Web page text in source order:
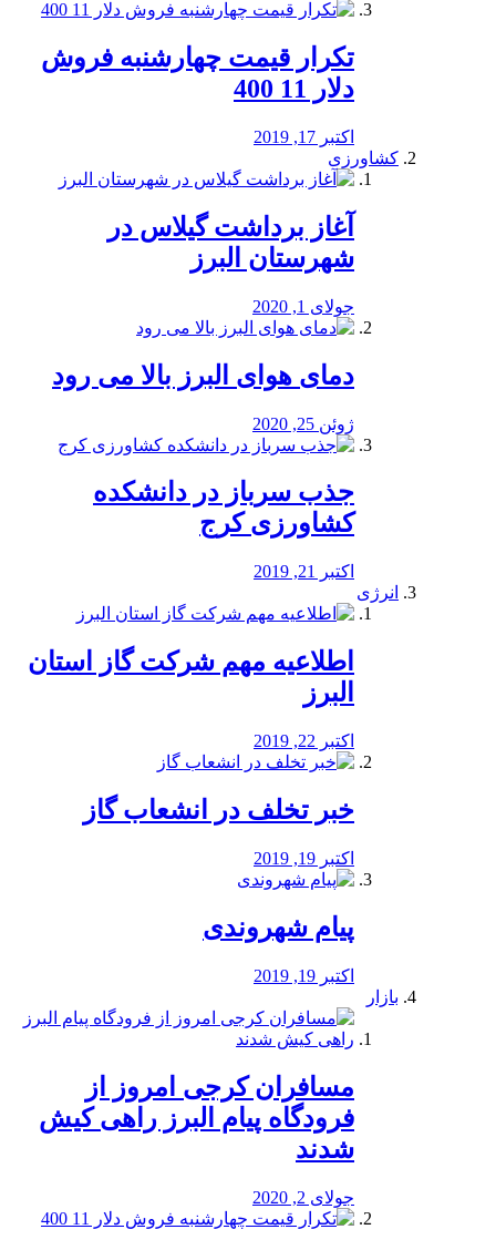
تکرار قیمت چهارشنبه فروش
دلار 11 400
اکتبر 17, 2019
کشاورزی
آغاز برداشت گیلاس در
شهرستان البرز
جولای 1, 2020
دمای هوای البرز بالا می رود
ژوئن 25, 2020
جذب سرباز در دانشکده
کشاورزی کرج
اکتبر 21, 2019
انرژی
️اطلاعیه مهم شرکت گاز استان
البرز
اکتبر 22, 2019
خبر تخلف در انشعاب گاز
اکتبر 19, 2019
پیام شهروندی
اکتبر 19, 2019
بازار
مسافران کرجی امروز از
فرودگاه پیام البرز راهی کیش
شدند
جولای 2, 2020